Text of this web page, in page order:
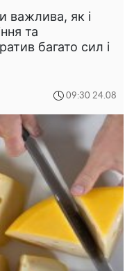
важлива, як і
та
багато сил і
09:30 24.08